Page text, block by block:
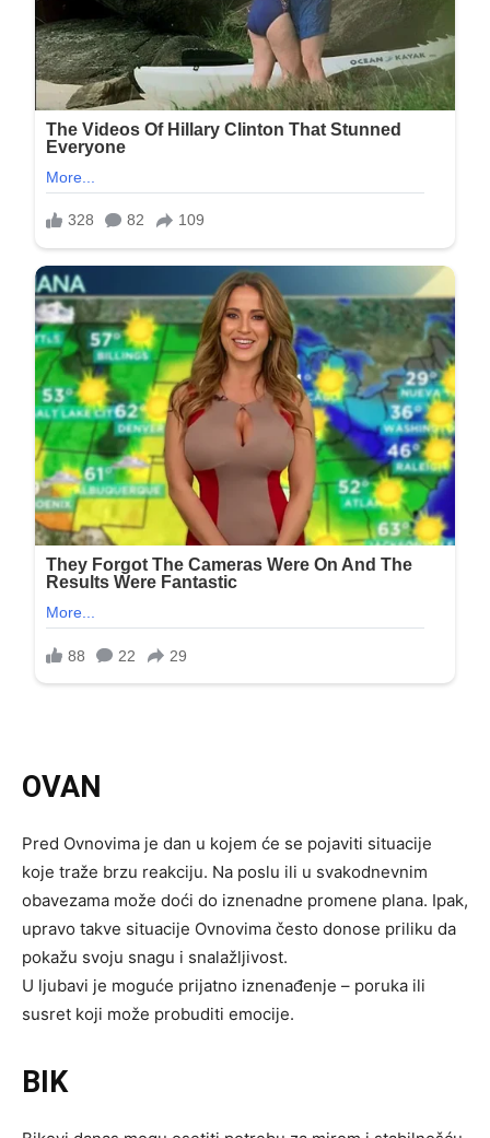
OVAN
Pred Ovnovima je dan u kojem će se pojaviti situacije
koje traže brzu reakciju. Na poslu ili u svakodnevnim
obavezama može doći do iznenadne promene plana. Ipak,
upravo takve situacije Ovnovima često donose priliku da
pokažu svoju snagu i snalažljivost.
U ljubavi je moguće prijatno iznenađenje – poruka ili
susret koji može probuditi emocije.
BIK